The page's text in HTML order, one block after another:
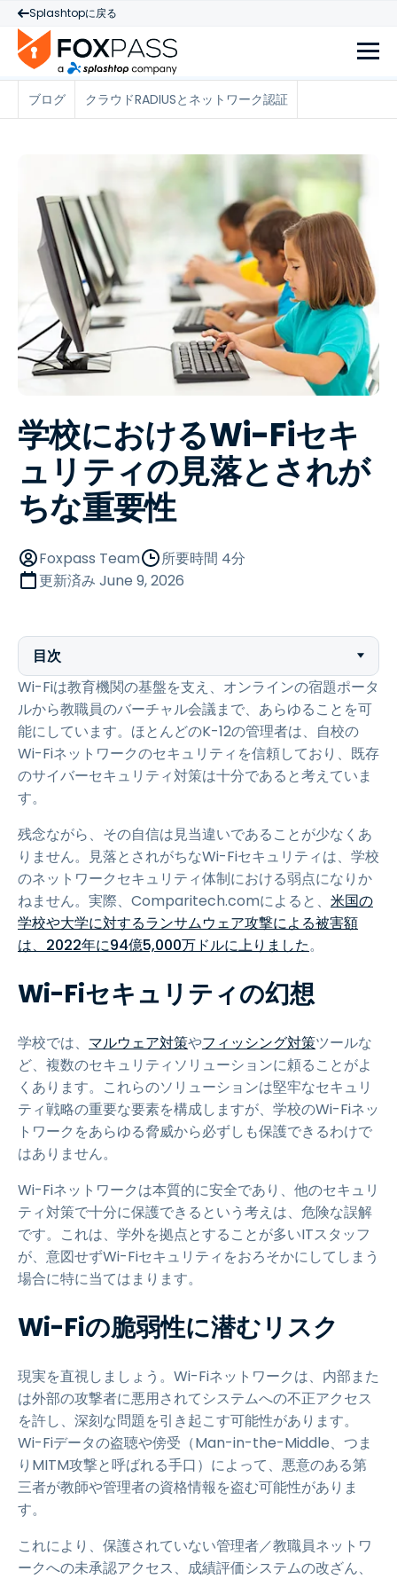
Splashtopに戻る
ブログ クラウドRADIUSとネットワーク認証
学校におけるWi-Fiセキ
ュリティの見落とされが
ちな重要性
Foxpass Team
所要時間 4分
更新済み June 9, 2026
目次
Wi-Fiは教育機関の基盤を支え、オンラインの宿題ポータ
ルから教職員のバーチャル会議まで、あらゆることを可
能にしています。ほとんどのK-12の管理者は、自校の
Wi-Fiネットワークのセキュリティを信頼しており、既存
のサイバーセキュリティ対策は十分であると考えていま
す。
残念ながら、その自信は見当違いであることが少なくあ
りません。見落とされがちなWi-Fiセキュリティは、学校
のネットワークセキュリティ体制における弱点になりか
ねません。実際、Comparitech.comによると、 米国の
学校や大学に対するランサムウェア攻撃による被害額
は、2022年に94億5,000万ドルに上りました。
Wi-Fiセキュリティの幻想
学校では、 マルウェア対策やフィッシング対策ツールな
ど、複数のセキュリティソリューションに頼ることがよ
くあります。これらのソリューションは堅牢なセキュリ
ティ戦略の重要な要素を構成しますが、学校のWi-Fiネッ
トワークをあらゆる脅威から必ずしも保護できるわけで
はありません。
Wi-Fiネットワークは本質的に安全であり、他のセキュリ
ティ対策で十分に保護できるという考えは、危険な誤解
です。これは、学外を拠点とすることが多いITスタッフ
が、意図せずWi-Fiセキュリティをおろそかにしてしまう
場合に特に当てはまります。
Wi-Fiの脆弱性に潜むリスク
現実を直視しましょう。Wi-Fiネットワークは、内部また
は外部の攻撃者に悪用されてシステムへの不正アクセス
を許し、深刻な問題を引き起こす可能性があります。
Wi-Fiデータの盗聴や傍受（Man-in-the-Middle、つま
りMITM攻撃と呼ばれる手口）によって、悪意のある第
三者が教師や管理者の資格情報を盗む可能性がありま
す。
これにより、保護されていない管理者／教職員ネットワ
ークへの未承認アクセス、成績評価システムの改ざん、